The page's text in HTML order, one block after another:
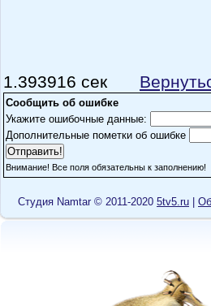
1.393916 сек
Сообщить об ошибке
Укажите ошибочные данные:
Дополнительные пометки об ошибке
Внимание! Все поля обязательны к заполнению!
Cтудия Namtar © 2011-2020 5tv5.ru